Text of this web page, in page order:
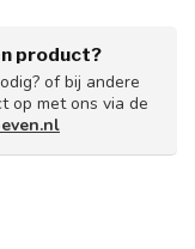
product?
of bij andere
op met ons via de